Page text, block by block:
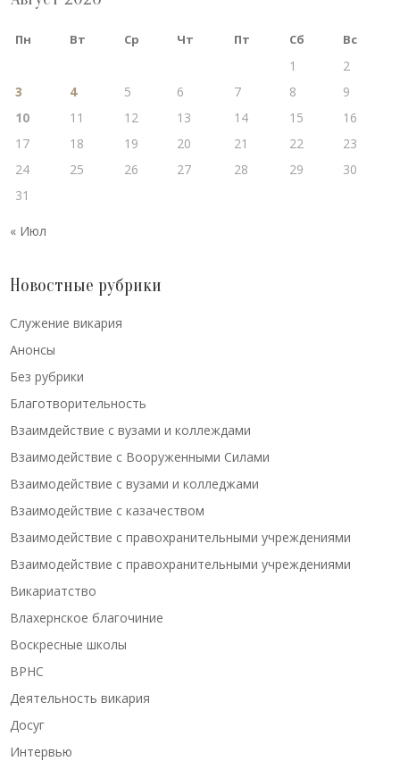
Пн Вт Ср Чт Пт Сб Вс
1
2
3
4 5 6 7 8
9
10
11 12 13 14 15
16
17
18 19 20 21 22
23
24
25 26 27 28 29
30
31
« Июл
Новостные рубрики
Cлужение викария
Анонсы
Без рубрики
Благотворительность
Взаимдействие с вузами и коллеждами
Взаимодействие с Вооруженными Силами
Взаимодействие с вузами и колледжами
Взаимодействие с казачеством
Взаимодействие с правохранительными учреждениями
Взаимодействие с правохранительными учреждениями
Викариатство
Влахернское благочиние
Воскресные школы
ВРНС
Деятельность викария
Досуг
Интервью